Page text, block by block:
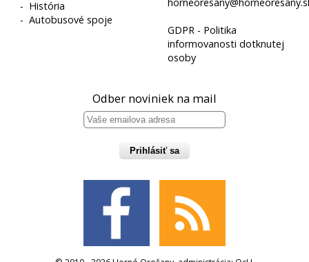
- História
-Autobusové spoje
GDPR - Politika
informovanosti dotknutej
osoby
Odber noviniek na mail
Prihlásiť sa